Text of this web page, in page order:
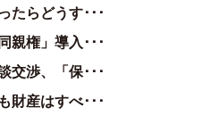
たらどうす･･･
親権」導入･･･
交渉、「保･･･
財産はすべ･･･